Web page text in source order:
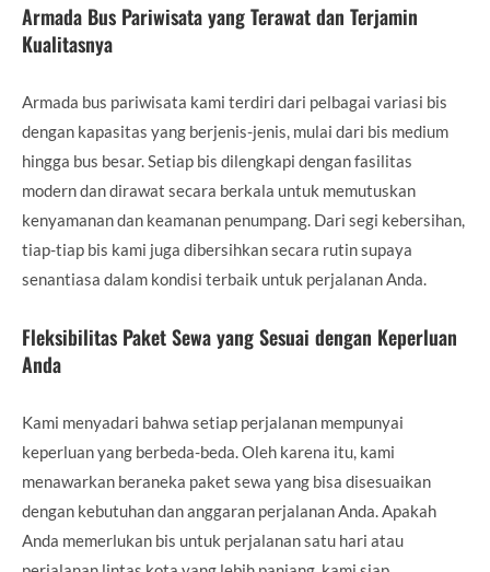
Armada Bus Pariwisata yang Terawat dan Terjamin
Kualitasnya
Armada bus pariwisata kami terdiri dari pelbagai variasi bis
dengan kapasitas yang berjenis-jenis, mulai dari bis medium
hingga bus besar. Setiap bis dilengkapi dengan fasilitas
modern dan dirawat secara berkala untuk memutuskan
kenyamanan dan keamanan penumpang. Dari segi kebersihan,
tiap-tiap bis kami juga dibersihkan secara rutin supaya
senantiasa dalam kondisi terbaik untuk perjalanan Anda.
Fleksibilitas Paket Sewa yang Sesuai dengan Keperluan
Anda
Kami menyadari bahwa setiap perjalanan mempunyai
keperluan yang berbeda-beda. Oleh karena itu, kami
menawarkan beraneka paket sewa yang bisa disesuaikan
dengan kebutuhan dan anggaran perjalanan Anda. Apakah
Anda memerlukan bis untuk perjalanan satu hari atau